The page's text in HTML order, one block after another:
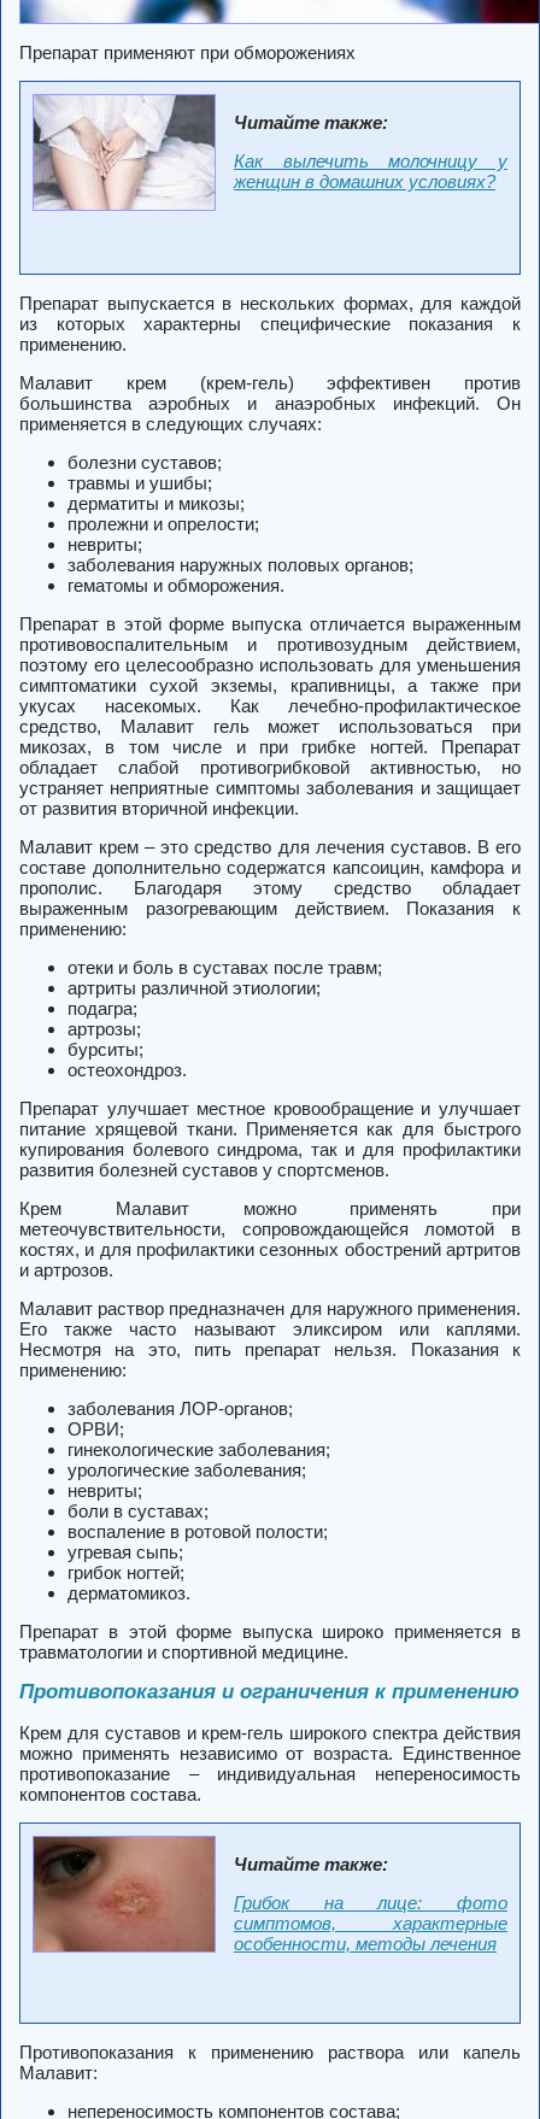
Препарат применяют при обморожениях
Читайте также:
Как вылечить молочницу у
женщин в домашних условиях?
Препарат выпускается в нескольких формах, для каждой
из которых характерны специфические показания к
применению.
Малавит крем (крем-гель) эффективен против
большинства аэробных и анаэробных инфекций. Он
применяется в следующих случаях:
болезни суставов;
травмы и ушибы;
дерматиты и микозы;
пролежни и опрелости;
невриты;
заболевания наружных половых органов;
гематомы и обморожения.
Препарат в этой форме выпуска отличается выраженным
противовоспалительным и противозудным действием,
поэтому его целесообразно использовать для уменьшения
симптоматики сухой экземы, крапивницы, а также при
укусах насекомых. Как лечебно-профилактическое
средство, Малавит гель может использоваться при
микозах, в том числе и при грибке ногтей. Препарат
обладает слабой противогрибковой активностью, но
устраняет неприятные симптомы заболевания и защищает
от развития вторичной инфекции.
Малавит крем – это средство для лечения суставов. В его
составе дополнительно содержатся капсоицин, камфора и
прополис. Благодаря этому средство обладает
выраженным разогревающим действием. Показания к
применению:
отеки и боль в суставах после травм;
артриты различной этиологии;
подагра;
артрозы;
бурситы;
остеохондроз.
Препарат улучшает местное кровообращение и улучшает
питание хрящевой ткани. Применяется как для быстрого
купирования болевого синдрома, так и для профилактики
развития болезней суставов у спортсменов.
Крем Малавит можно применять при
метеочувствительности, сопровождающейся ломотой в
костях, и для профилактики сезонных обострений артритов
и артрозов.
Малавит раствор предназначен для наружного применения.
Его также часто называют эликсиром или каплями.
Несмотря на это, пить препарат нельзя. Показания к
применению:
заболевания ЛОР-органов;
ОРВИ;
гинекологические заболевания;
урологические заболевания;
невриты;
боли в суставах;
воспаление в ротовой полости;
угревая сыпь;
грибок ногтей;
дерматомикоз.
Препарат в этой форме выпуска широко применяется в
травматологии и спортивной медицине.
Противопоказания и ограничения к применению
Крем для суставов и крем-гель широкого спектра действия
можно применять независимо от возраста. Единственное
противопоказание – индивидуальная непереносимость
компонентов состава.
Читайте также:
Грибок на лице: фото
симптомов, характерные
особенности, методы лечения
Противопоказания к применению раствора или капель
Малавит:
непереносимость компонентов состава;